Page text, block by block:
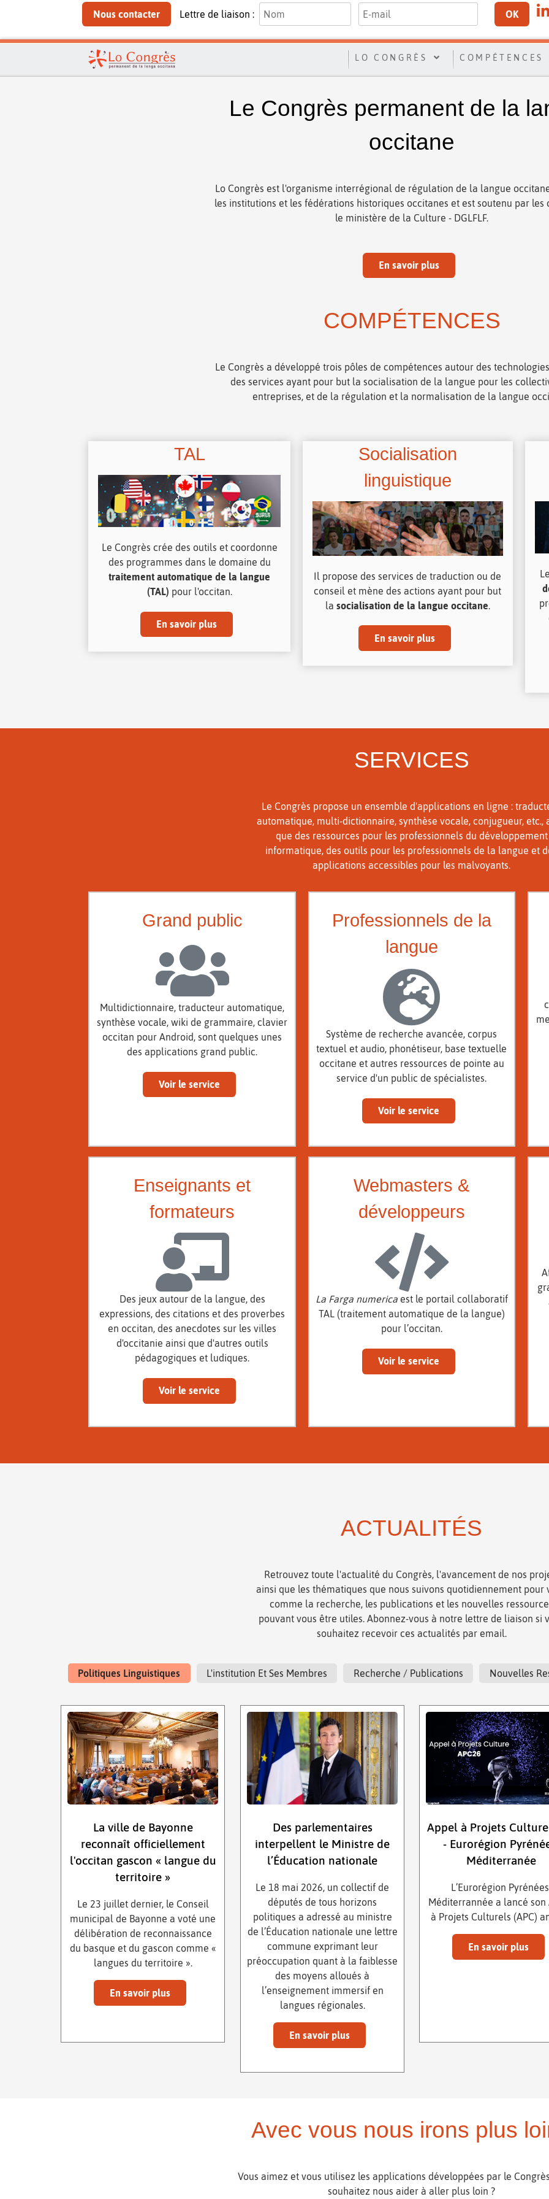
Nous contacter Lettre de liaison : OK
LO CONGRÈS COMPÉTENCES
Le Congrès permanent de la
occitane
Lo Congrès est l'organisme interrégional de régulation de la langue
les institutions et les fédérations historiques occitanes et est soutenu par les
le ministère de la Culture - DGLFLF.
En savoir plus
COMPÉTENCES
Le Congrès a développé trois pôles de compétences autour des
des services ayant pour but la socialisation de la langue pour les
entreprises, et de la régulation et la normalisation de la langue
TAL
Le Congrès crée des outils et coordonne
des programmes dans le domaine du
traitement automatique de la langue
(TAL) pour l'occitan.
En savoir plus
Socialisation
linguistique
Il propose des services de traduction ou de
conseil et mène des actions ayant pour but
la socialisation de la langue occitane
En savoir plus
SERVICES
Le Congrès propose un ensemble d'applications en ligne :
automatique, multi-dictionnaire, synthèse vocale, conjugueur, etc.,
que des ressources pour les professionnels du développement
informatique, des outils pour les professionnels de la langue et
applications accessibles pour les malvoyants.
Grand public
Multidictionnaire, traducteur automatique,
synthèse vocale, wiki de grammaire, clavier
occitan pour Android, sont quelques unes
des applications grand public.
Voir le service
Professionnels de la
langue
Système de recherche avancée, corpus
textuel et audio, phonétiseur, base textuelle
occitane et autres ressources de pointe au
service d'un public de spécialistes.
Voir le service
Enseignants et
formateurs
Des jeux autour de la langue, des
expressions, des citations et des proverbes
en occitan, des anecdotes sur les villes
d'occitanie ainsi que d'autres outils
pédagogiques et ludiques.
Voir le service
Webmasters &
développeurs
La Farga numericaest le portail collaboratif
TAL (traitement automatique de la langue)
pour l’occitan.
Voir le service
ACTUALITÉS
Retrouvez toute l'actualité du Congrès, l'avancement de nos
ainsi que les thématiques que nous suivons quotidiennement pour
comme la recherche, les publications et les nouvelles
pouvant vous être utiles. Abonnez-vous à notre lettre de liaison si
souhaitez recevoir ces actualités par email.
Politiques Linguistiques L'institution Et Ses Membres Recherche / Publications Nouvelles
La ville de Bayonne
reconnaît officiellement
l'occitan gascon « langue du
territoire »
Le 23 juillet dernier, le Conseil
municipal de Bayonne a voté une
délibération de reconnaissance
du basque et du gascon comme «
langues du territoire ».
En savoir plus
Des parlementaires
interpellent le Ministre de
l’Éducation nationale
Le 18 mai 2026, un collectif de
députés de tous horizons
politiques a adressé au ministre
de l’Éducation nationale une lettre
commune exprimant leur
préoccupation quant à la faiblesse
des moyens alloués à
l’enseignement immersif en
langues régionales.
En savoir plus
Appel à Projets
- Eurorégion
Méditerranée
L’Eurorégion
Méditerrannée a lancé son
à Projets Culturels (APC)
En savoir plus
Avec vous nous irons plus
Vous aimez et vous utilisez les applications développées par le
souhaitez nous aider à aller plus loin ?